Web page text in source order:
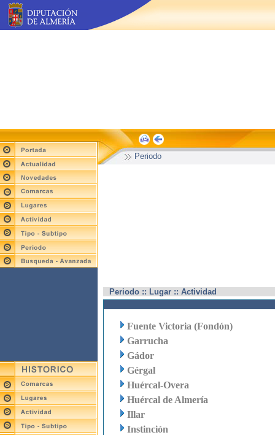
Periodo
Periodo :: Lugar :: Actividad
Fuente Victoria (Fondón)
Garrucha
Gádor
Gérgal
Huércal-Overa
Huércal de Almería
Illar
Instinción